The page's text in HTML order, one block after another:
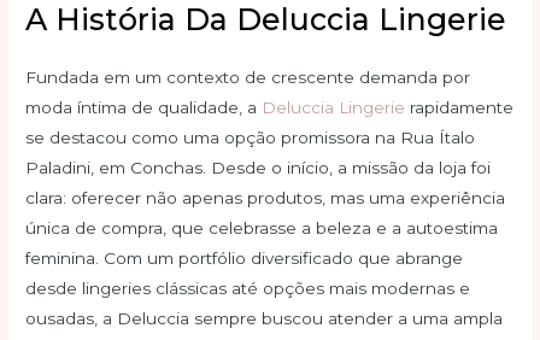
A História Da Deluccia Lingerie
Fundada em um contexto de crescente demanda por
moda íntima de qualidade, a Deluccia Lingerie rapidamente
se destacou como uma opção promissora na Rua Ítalo
Paladini, em Conchas. Desde o início, a missão da loja foi
clara: oferecer não apenas produtos, mas uma experiência
única de compra, que celebrasse a beleza e a autoestima
feminina. Com um portfólio diversificado que abrange
desde lingeries clássicas até opções mais modernas e
ousadas, a Deluccia sempre buscou atender a uma ampla